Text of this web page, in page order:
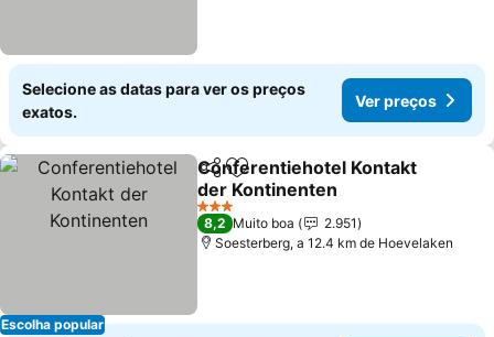
Selecione as datas para ver os preços
exatos.
Ver preços
Escolha popular
PartilharAdicionar aos favoritos
Conferentiehotel Kontakt
der Kontinenten
3 Estrelas
8,2 Muito boa
2.951
Soesterberg, a 12.4 km de Hoevelaken